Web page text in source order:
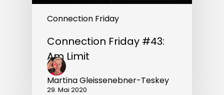
Connection Friday
Connection Friday #43:
Am Limit
Martina Gleissenebner-Teskey
29. Mai 2020